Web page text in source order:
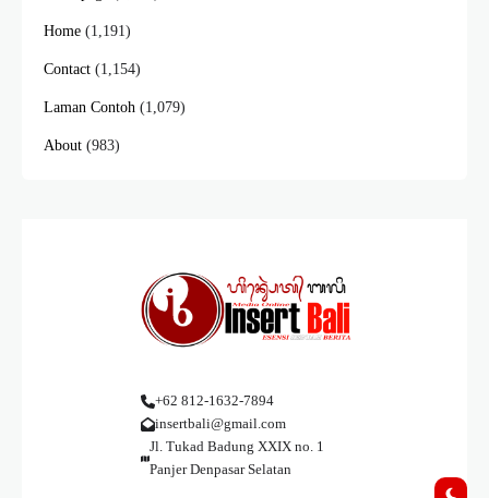
Home (1,191)
Contact (1,154)
Laman Contoh (1,079)
About (983)
+62 812-1632-7894
insertbali@gmail.com
Jl. Tukad Badung XXIX no. 1
Panjer Denpasar Selatan